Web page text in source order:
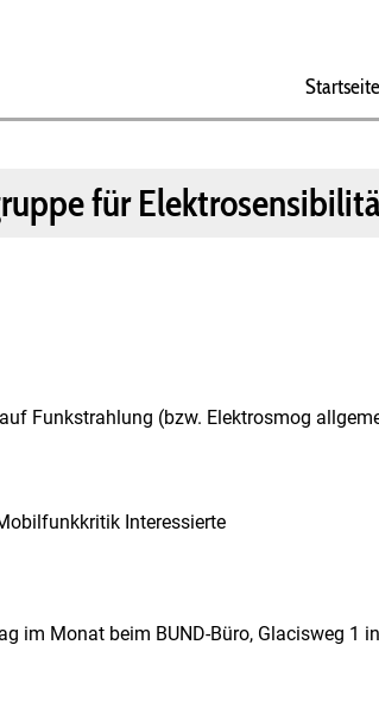
Startseite
für
Funkstrahlung (bzw. Elektrosmog
Interessierte
im Monat beim BUND-Büro, Glacisweg 1